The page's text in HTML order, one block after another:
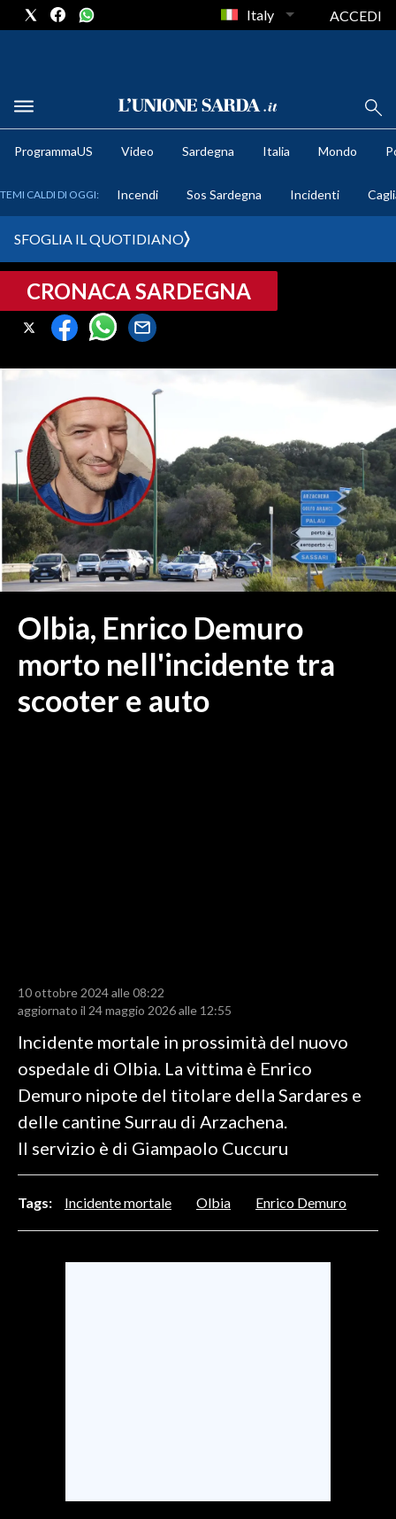
METEO
CRONACA SARDEGNA
CAGLIARI
MEDIO CAMPIDANO
ORISTANO E PROVINCIA
SASSARI E PROVINCIA
GALLURA
NUORO E PROVINCIA
OGLIASTRA
AGENDA
ITALIA
MONDO
POLITICA
CALCIO REGIONALE
BASKET
VOLLEY
MOTORI
TENNIS
ALTRI SPORT
SPETTACOLI
Italy ACCEDI
ProgrammaUS Video Sardegna Italia Mondo
TEMI CALDI DI OGGI: Incendi Sos Sardegna Incidenti
SFOGLIA IL QUOTIDIANO
CRONACA SARDEGNA
Olbia, Enrico Demuro
morto nell'incidente tra
scooter e auto
10 ottobre 2024 alle 08:22
aggiornato il 24 maggio 2026 alle 12:55
Incidente mortale in prossimità del nuovo
ospedale di Olbia. La vittima è Enrico
Demuro nipote del titolare della Sardares e
delle cantine Surrau di Arzachena.
Il servizio è di Giampaolo Cuccuru
Tags: Incidente mortale Olbia Enrico Demuro